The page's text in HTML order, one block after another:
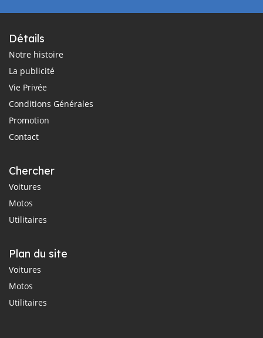
Détails
Notre histoire
La publicité
Vie Privée
Conditions Générales
Promotion
Contact
Chercher
Voitures
Motos
Utilitaires
Plan du site
Voitures
Motos
Utilitaires